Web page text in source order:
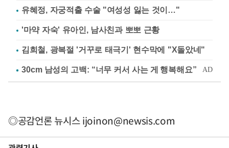
유혜정, 자궁적출 수술 "여성성 잃는 것이…"
'마약 자숙' 유아인, 남사친과 뽀뽀 근황
김희철, 광복절 '거꾸로 태극기' 현수막에 "X돌았네"
◎공감언론 뉴시스ijoinon@newsis.com